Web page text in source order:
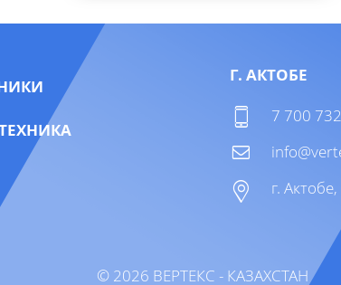
Г. АКТОБЕ
7 700
г.
© 2026 ВЕРТЕКС - КАЗАХСТАН